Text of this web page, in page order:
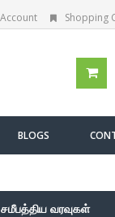
Shopping
BLOGS
சமீபத்திய வரவுகள்